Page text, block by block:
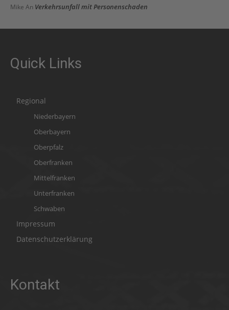
Mike An Verkehrsunfall mit Personenschaden
Quick Links
Regional
Niederbayern
Oberbayern
Oberpfalz
Oberfranken
Mittelfranken
Unterfranken
Schwaben
Impressum
Datenschutzerklärung
Kontakt